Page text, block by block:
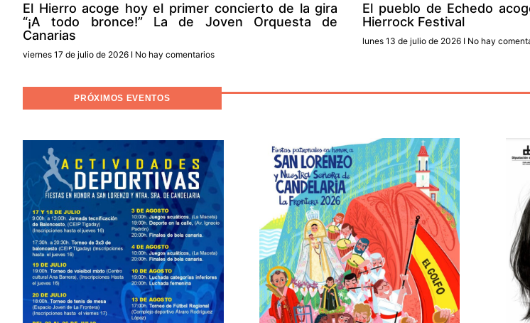
El Hierro acoge hoy el primer concierto de la gira
“¡A todo bronce!” La de Joven Orquesta de
Canarias
viernes 17 de julio de 2026 No hay comentarios
El pueblo de Echedo
Hierrock Festival
lunes 13 de julio de 2026 No hay
PRÓXIMOS EVENTOS